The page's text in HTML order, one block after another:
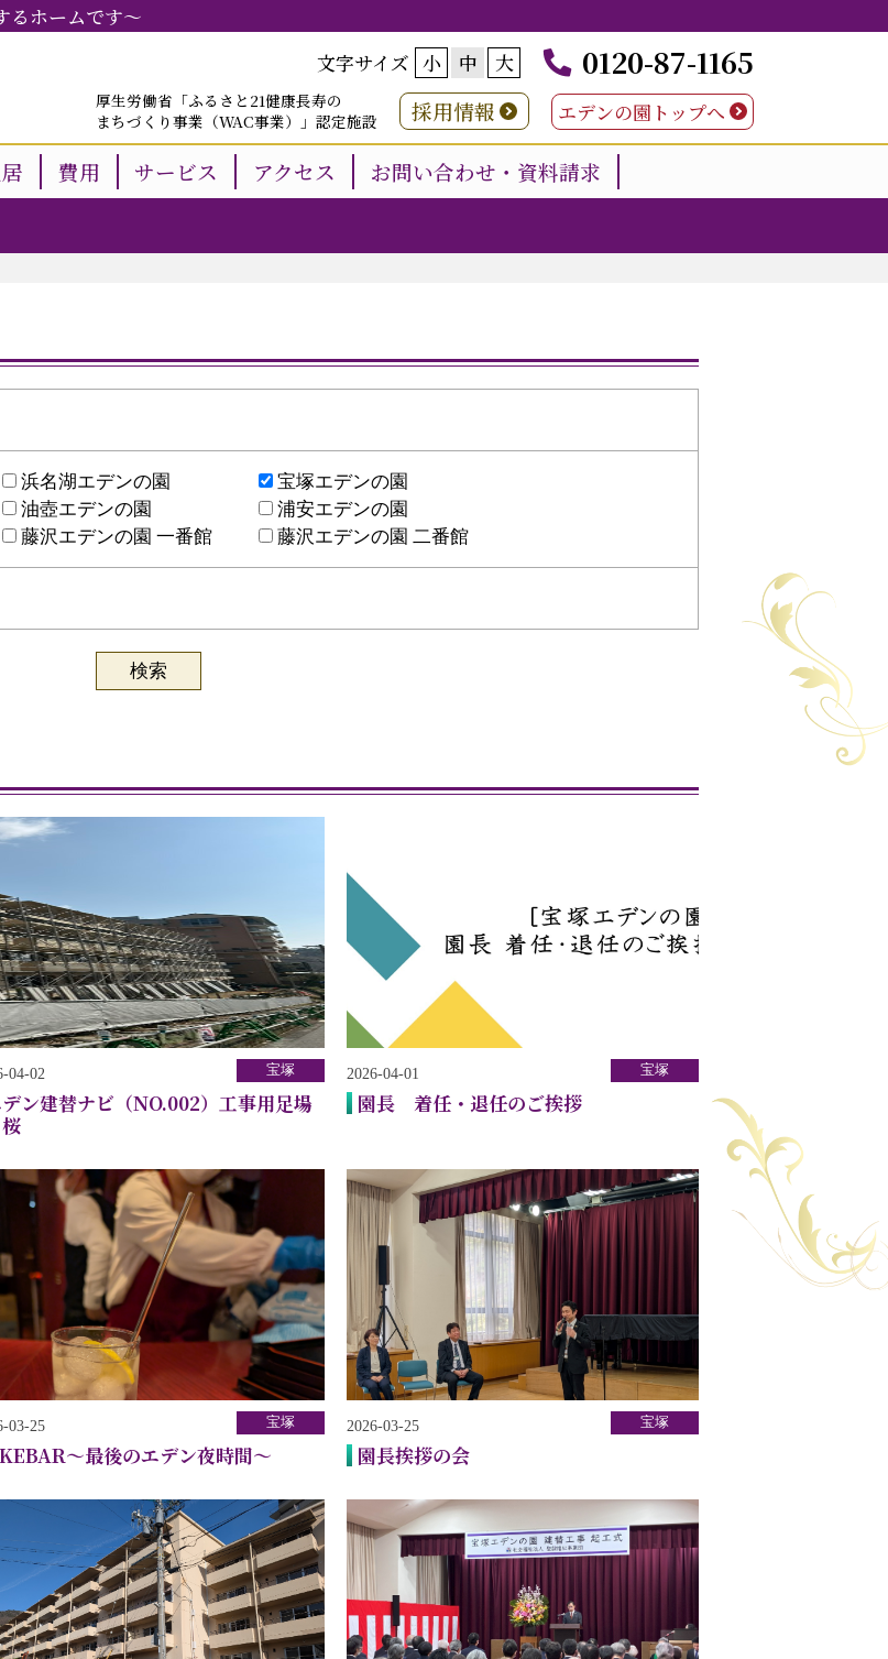
ホームです～
文字サイズ 小 中 大 0120-87-1165
厚生労働省「ふるさと21健康長寿の
まちづくり事業（WAC事業）」認定施設
採用情報 エデンの園トップへ
費用 サービス アクセス お問い合わせ・資料請求
浜名湖エデンの園
宝塚エデンの園
油壺エデンの園
浦安エデンの園
藤沢エデンの園 一番館 藤沢エデンの園 二番館
04-02
ン建替ナビ（NO.002）工事用足場
宝塚 2026-04-01
園長 着任・退任のご挨拶
宝塚
03-25
～最後のエデン夜時間～
宝塚 2026-03-25
園長挨拶の会
宝塚